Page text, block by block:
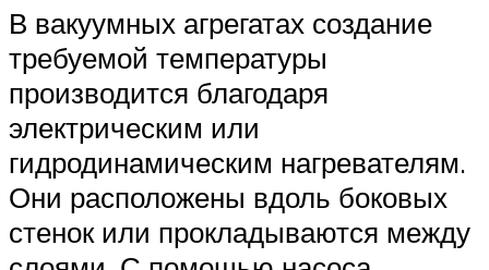
В вакуумных агрегатах создание
требуемой температуры
производится благодаря
электрическим или
гидродинамическим нагревателям.
Они расположены вдоль боковых
стенок или прокладываются между